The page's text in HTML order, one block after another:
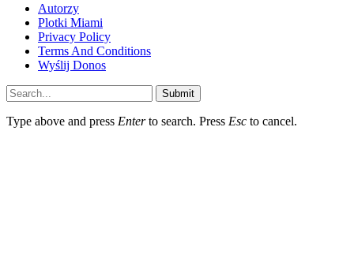
Autorzy
Plotki Miami
Privacy Policy
Terms And Conditions
Wyślij Donos
Submit
Type above and press Enterto search. Press Esc to cancel.